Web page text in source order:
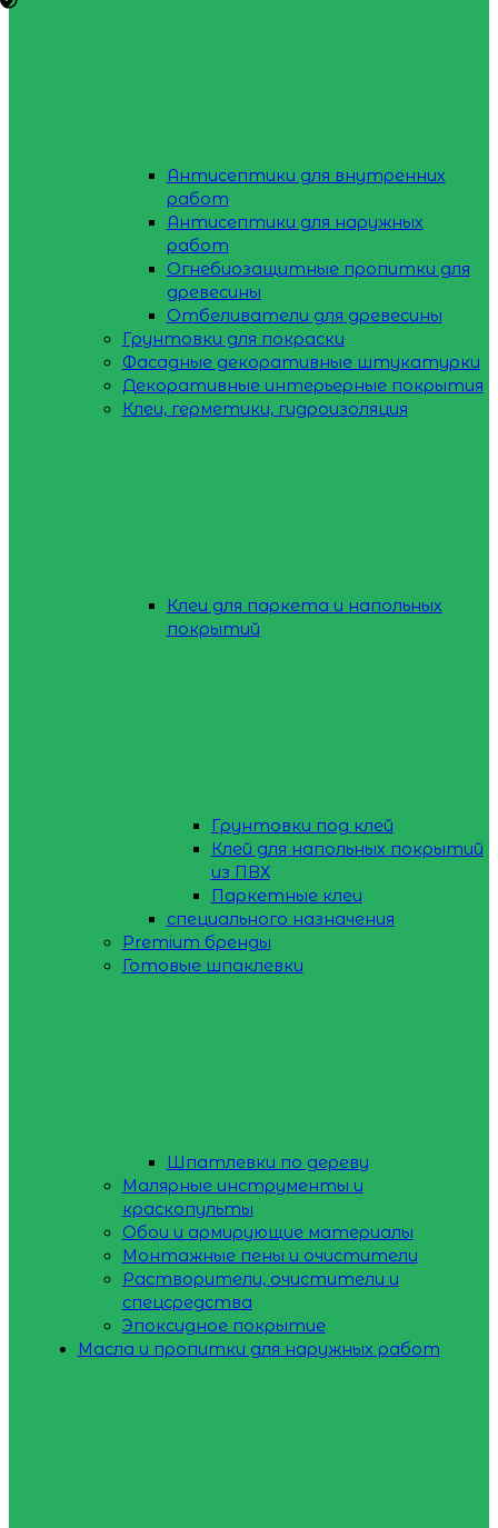
Антисептики для внутренних
работ
Антисептики для наружных
работ
Огнебиозащитные пропитки для
древесины
Отбеливатели для древесины
Грунтовки для покраски
Фасадные декоративные штукатурки
Декоративные интерьерные покрытия
Клеи, герметики, гидроизоляция
Клеи для паркета и напольных
покрытий
Грунтовки под клей
Клей для напольных покрытий
из ПВХ
Паркетные клеи
специального назначения
Premium бренды
Готовые шпаклевки
Шпатлевки по дереву
Малярные инструменты и
краскопульты
Обои и армирующие материалы
Монтажные пены и очистители
Растворители, очистители и
спецсредства
Эпоксидное покрытие
Масла и пропитки для наружных работ